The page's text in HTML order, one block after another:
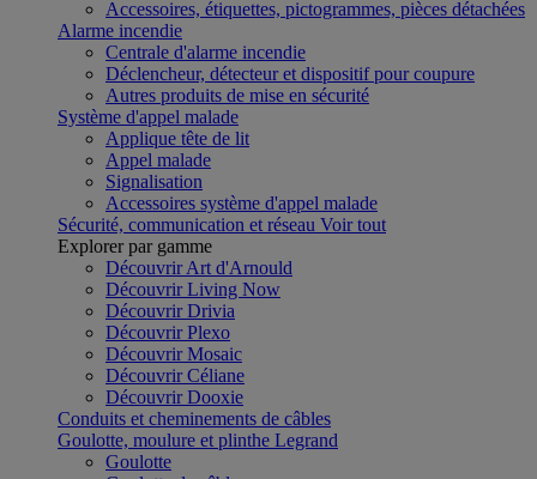
Accessoires, étiquettes, pictogrammes, pièces détachées
Alarme incendie
Centrale d'alarme incendie
Déclencheur, détecteur et dispositif pour coupure
Autres produits de mise en sécurité
Système d'appel malade
Applique tête de lit
Appel malade
Signalisation
Accessoires système d'appel malade
Sécurité, communication et réseau Voir tout
Explorer par gamme
Découvrir Art d'Arnould
Découvrir Living Now
Découvrir Drivia
Découvrir Plexo
Découvrir Mosaic
Découvrir Céliane
Découvrir Dooxie
Conduits et cheminements de câbles
Goulotte, moulure et plinthe Legrand
Goulotte